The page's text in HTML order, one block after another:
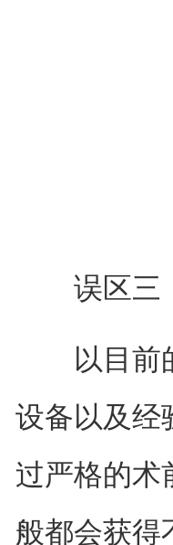
误区三：
以目前的
设备以及经
过严格的术
般都会获得